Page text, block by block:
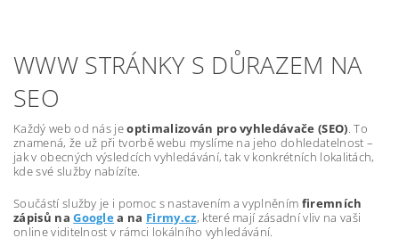
WWW STRÁNKY S DŮRAZEM NA
SEO
Každý web od nás jeoptimalizován pro vyhledávače (SEO). To
znamená, že už při tvorbě webu myslíme na jeho dohledatelnost –
jak v obecných výsledcích vyhledávání, tak v konkrétních lokalitách,
kde své služby nabízíte.
Součástí služby je i pomoc s nastavením a vyplněním firemních
zápisů naGooglea na Firmy.cz, které mají zásadní vliv na vaši
online viditelnost v rámci lokálního vyhledávání.